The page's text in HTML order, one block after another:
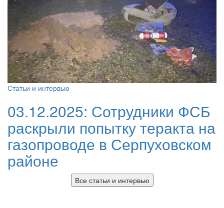
Статьи и интервью
03.12.2025: Сотрудники ФСБ
раскрыли попытку теракта на
газопроводе в Серпуховском
районе
Все статьи и интервью